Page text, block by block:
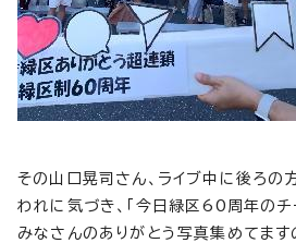
その山口晃司さん、ライブ中に後ろの
われに気づき、「今日緑区60周年のチ
みなさんのありがとう写真集めてます